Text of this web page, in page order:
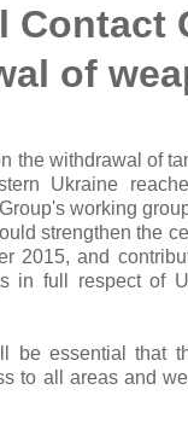
Contact
of
the withdrawal of
Ukraine
working
strengthen the
2015, and
in full respect of
be essential that
to all areas and